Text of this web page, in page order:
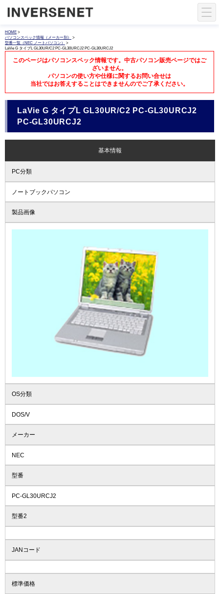
HOME >
パソコンスペック情報（メーカー別）
>
型番一覧（NEC ノートパソコン）
>
LaVie G タイプL GL30UR/C2 PC-GL30URCJ2 PC-GL30URCJ2
このページはパソコンスペック情報です。中古パソコン販売ページではご
ざいません。
パソコンの使い方や仕様に関するお問い合せは
当社ではお答えすることはできませんのでご了承ください。
LaVie G タイプL GL30UR/C2 PC-GL30URCJ2
PC-GL30URCJ2
基本情報
PC分類
ノートブックパソコン
製品画像
OS分類
DOS/V
メーカー
NEC
型番
PC-GL30URCJ2
型番2
JANコード
標準価格